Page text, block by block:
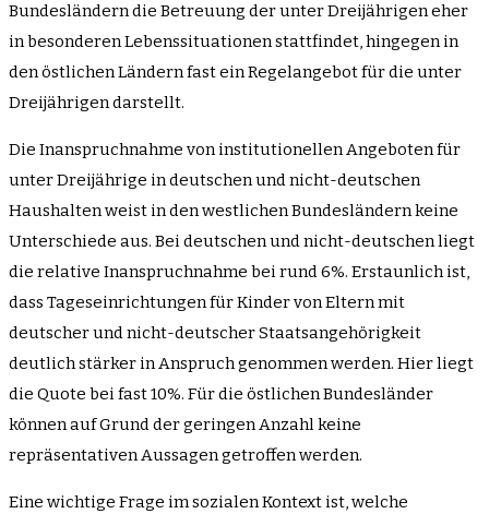
Bundesländern die Betreuung der unter Dreijährigen eher
in besonderen Lebenssituationen stattfindet, hingegen in
den östlichen Ländern fast ein Regelangebot für die unter
Dreijährigen darstellt.
Die Inanspruchnahme von institutionellen Angeboten für
unter Dreijährige in deutschen und nicht-deutschen
Haushalten weist in den westlichen Bundesländern keine
Unterschiede aus. Bei deutschen und nicht-deutschen liegt
die relative Inanspruchnahme bei rund 6%. Erstaunlich ist,
dass Tageseinrichtungen für Kinder von Eltern mit
deutscher und nicht-deutscher Staatsangehörigkeit
deutlich stärker in Anspruch genommen werden. Hier liegt
die Quote bei fast 10%. Für die östlichen Bundesländer
können auf Grund der geringen Anzahl keine
repräsentativen Aussagen getroffen werden.
Eine wichtige Frage im sozialen Kontext ist, welche